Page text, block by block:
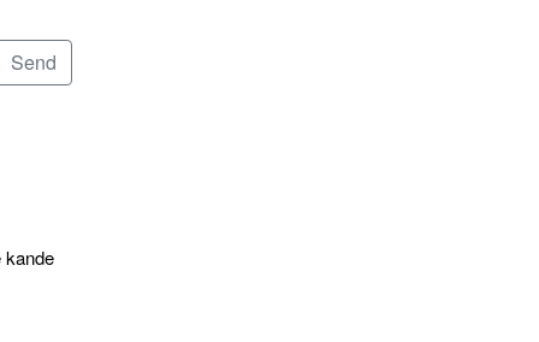
kande